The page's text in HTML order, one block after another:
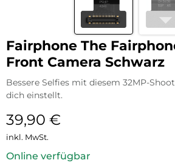
Fairphone The
Front Camera Schwarz
Bessere Selfies mit diesem 32MP-
dich einstellt.
39,90 €
inkl. MwSt.
Online verfügbar